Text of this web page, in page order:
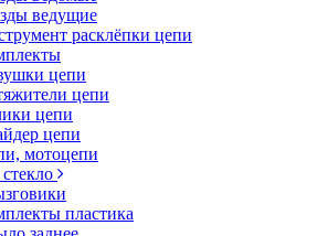
ведущие
расклёпки цепи
цепи
цепи
цепи
цепи
мотоцепи
пластика